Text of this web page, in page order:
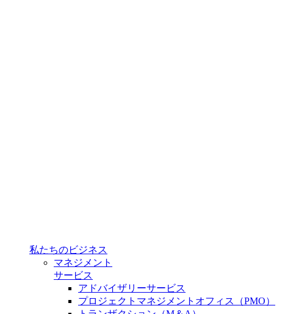
私たちのビジネス
マネジメント
サービス
アドバイザリーサービス
プロジェクトマネジメントオフィス（PMO）